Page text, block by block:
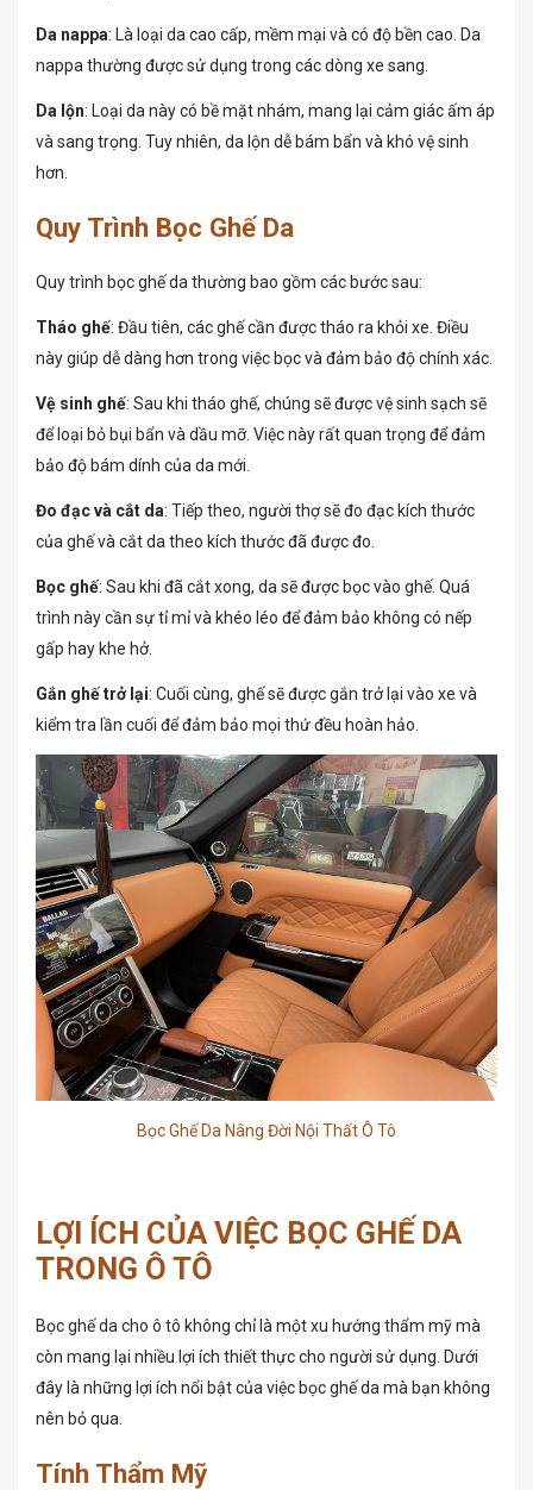
Da nappa: Là loại da cao cấp, mềm mại và có độ bền cao. Da
nappa thường được sử dụng trong các dòng xe sang.
Da lộn: Loại da này có bề mặt nhám, mang lại cảm giác ấm áp
và sang trọng. Tuy nhiên, da lộn dễ bám bẩn và khó vệ sinh
hơn.
Quy Trình Bọc Ghế Da
Quy trình bọc ghế da thường bao gồm các bước sau:
Tháo ghế: Đầu tiên, các ghế cần được tháo ra khỏi xe. Điều
này giúp dễ dàng hơn trong việc bọc và đảm bảo độ chính xác.
Vệ sinh ghế: Sau khi tháo ghế, chúng sẽ được vệ sinh sạch sẽ
để loại bỏ bụi bẩn và dầu mỡ. Việc này rất quan trọng để đảm
bảo độ bám dính của da mới.
Đo đạc và cắt da: Tiếp theo, người thợ sẽ đo đạc kích thước
của ghế và cắt da theo kích thước đã được đo.
Bọc ghế: Sau khi đã cắt xong, da sẽ được bọc vào ghế. Quá
trình này cần sự tỉ mỉ và khéo léo để đảm bảo không có nếp
gấp hay khe hở.
Gắn ghế trở lại: Cuối cùng, ghế sẽ được gắn trở lại vào xe và
kiểm tra lần cuối để đảm bảo mọi thứ đều hoàn hảo.
Bọc Ghế Da Nâng Đời Nội Thất Ô Tô
LỢI ÍCH CỦA VIỆC BỌC GHẾ DA
TRONG Ô TÔ
Bọc ghế da cho ô tô không chỉ là một xu hướng thẩm mỹ mà
còn mang lại nhiều lợi ích thiết thực cho người sử dụng. Dưới
đây là những lợi ích nổi bật của việc bọc ghế da mà bạn không
nên bỏ qua.
Tính Thẩm Mỹ